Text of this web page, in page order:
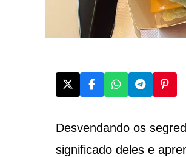
Desvendando os
significado deles e